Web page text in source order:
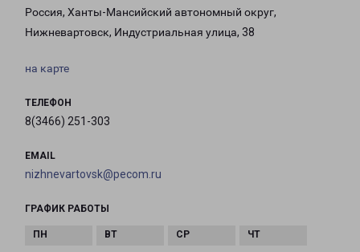
Россия, Ханты-Мансийский автономный округ,
Нижневартовск, Индустриальная улица, 38
на карте
ТЕЛЕФОН
8(3466) 251-303
EMAIL
nizhnevartovsk@pecom.ru
ГРАФИК РАБОТЫ